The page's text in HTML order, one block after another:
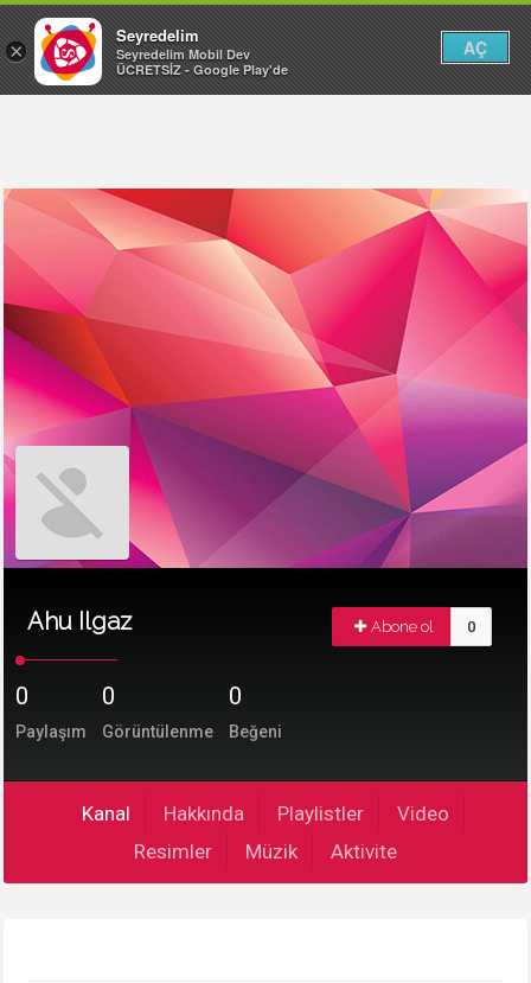
Ahu Ilgaz Abone ol 0
0
Paylaşım
0
Görüntülenme
0
Beğeni
Kanal Hakkında Playlistler
Video
Resimler
Müzik Aktivite
×
Seyredelim
Seyredelim Mobil Dev
ÜCRETSİZ - Google Play'de
AÇ